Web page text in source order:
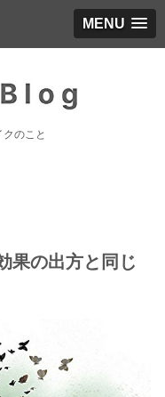
MENU
のこと
果の出方と同じ